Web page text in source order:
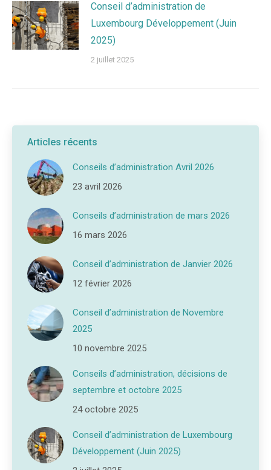
Conseil d’administration de
Luxembourg Développement (Juin
2025)
2 juillet 2025
Articles récents
Conseils d’administration Avril 2026
23 avril 2026
Conseils d’administration de mars 2026
16 mars 2026
Conseil d’administration de Janvier 2026
12 février 2026
Conseil d’administration de Novembre
2025
10 novembre 2025
Conseils d’administration, décisions de
septembre et octobre 2025
24 octobre 2025
Conseil d’administration de Luxembourg
Développement (Juin 2025)